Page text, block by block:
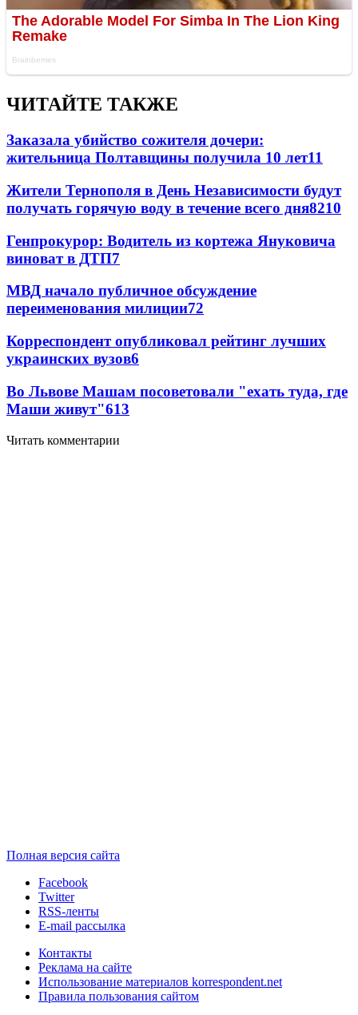
ЧИТАЙТЕ ТАКЖЕ
Заказала убийство сожителя дочери:
жительница Полтавщины получила 10 лет11
Жители Тернополя в День Независимости будут
получать горячую воду в течение всего дня8210
Генпрокурор: Водитель из кортежа Януковича
виноват в ДТП7
МВД начало публичное обсуждение
переименования милиции72
Корреспондент опубликовал рейтинг лучших
украинских вузов6
Во Львове Машам посоветовали "ехать туда, где
Маши живут"613
Читать комментарии
Полная версия сайта
Facebook
Twitter
RSS-ленты
E-mail рассылка
Контакты
Реклама на сайте
Использование материалов korrespondent.net
Правила пользования сайтом